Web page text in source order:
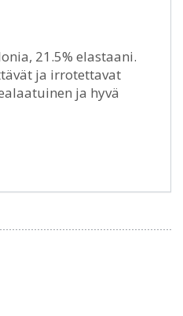
21.5% elastaani.
ja irrotettavat
ja hyvä